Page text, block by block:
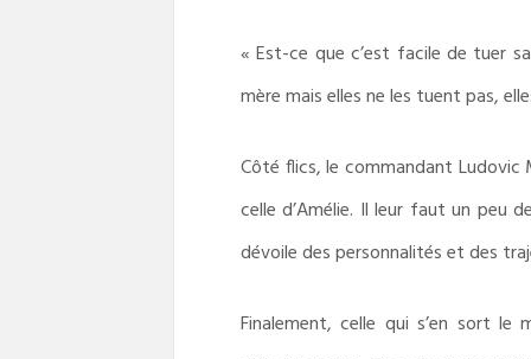
« Est-ce que c’est facile de tuer
mère mais elles ne les tuent pas,
Côté flics, le commandant Ludovic
celle d’Amélie. Il leur faut un peu
dévoile des personnalités et des
Finalement, celle qui s’en sort